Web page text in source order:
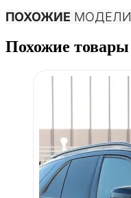
ПОХОЖИЕ МОДЕЛИ
Похожие товары